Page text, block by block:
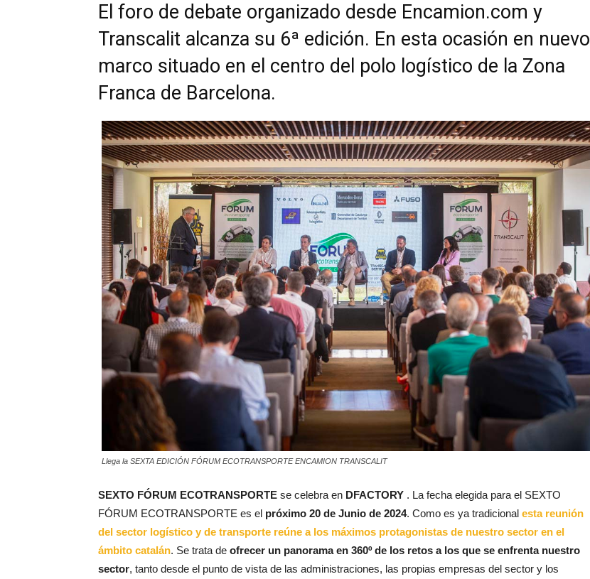
El foro de debate organizado desde Encamion.com y
Transcalit alcanza su 6ª edición. En esta ocasión en nuevo
marco situado en el centro del polo logístico de la Zona
Franca de Barcelona.
Llega la SEXTA EDICIÓN FÓRUM ECOTRANSPORTE ENCAMION TRANSCALIT
SEXTO FÓRUM ECOTRANSPORTE se celebra en DFACTORY . La fecha elegida para el SEXTO
FÓRUM ECOTRANSPORTE es el próximo 20 de Junio de 2024. Como es ya tradicional esta reunión
del sector logístico y de transporte reúne a los máximos protagonistas de nuestro sector en el
ámbito catalán. Se trata de ofrecer un panorama en 360º de los retos a los que se enfrenta nuestro
sector, tanto desde el punto de vista de las administraciones, las propias empresas del sector y los